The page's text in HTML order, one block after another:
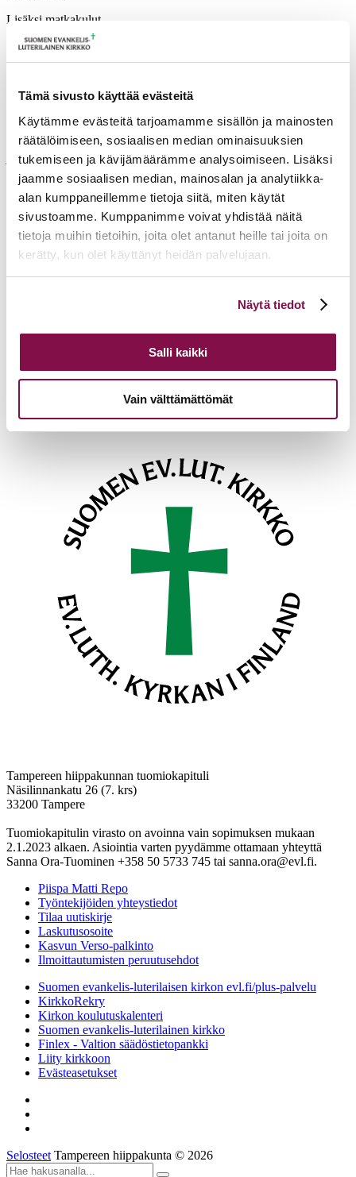
Tämä sivusto käyttää evästeitä
Käytämme evästeitä tarjoamamme sisällön ja mainosten
räätälöimiseen, sosiaalisen median ominaisuuksien
tukemiseen ja kävijämäärämme analysoimiseen. Lisäksi
jaamme sosiaalisen median, mainosalan ja analytiikka-
alan kumppaneillemme tietoja siitä, miten käytät
sivustoamme. Kumppanimme voivat yhdistää näitä
tietoja muihin tietoihin, joita olet antanut heille tai joita on
kerätty, kun olet käyttänyt heidän palvelujaan.
linkistä.
Näytä tiedot
Salli kaikki
Vain välttämättömät
Lisäksi matkakulut.
Kaikki neljä jaksoa yhteensä (4 x 0,25 op= 1 op):
280 euroa / osallistuja + matkakulut (sis. ateriat yksittäisissä
295 euroa omalla kylpyhuoneella
Ilmoittautumisten peruutusehdot
Kokonaisuuden vastuukouluttajina toimivat Hanne von Weissenberg
ja Teemu Salminen
Lisätietoja
hanne.vonweissenberg@evl.fi
Tulevia tapahtumia
Ikkunoita kristilliseen spiritualiteettiin: Matkakumppanuuden päivä
runojen, taiteen ja luonnon äärellä 25.08.2026
Toimistoväen verkostotapaaminen 08.09.2026
Tampereen hiippakunnan tuomiokapituli
Näsilinnankatu 26 (7. krs)
33200 Tampere
Tuomiokapitulin virasto on avoinna vain sopimuksen mukaan
2.1.2023 alkaen. Asiointia varten pyydämme ottamaan yhteyttä
Sanna Ora-Tuominen +358 50 5733 745 tai sanna.ora@evl.fi.
Piispa Matti Repo
Työntekijöiden yhteystiedot
Tilaa uutiskirje
Laskutusosoite
Kasvun Verso-palkinto
Ilmoittautumisten peruutusehdot
Suomen evankelis-luterilaisen kirkon evl.fi/plus-palvelu
KirkkoRekry
Kirkon koulutuskalenteri
Suomen evankelis-luterilainen kirkko
Finlex - Valtion säädöstietopankki
Liity kirkkoon
Evästeasetukset
Selosteet Tampereen hiippakunta © 2026